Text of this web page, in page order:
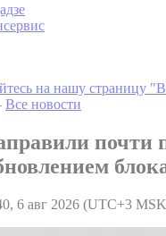
на нашу страницу
Все новости
почти
6 авг 2026 (UTC+3